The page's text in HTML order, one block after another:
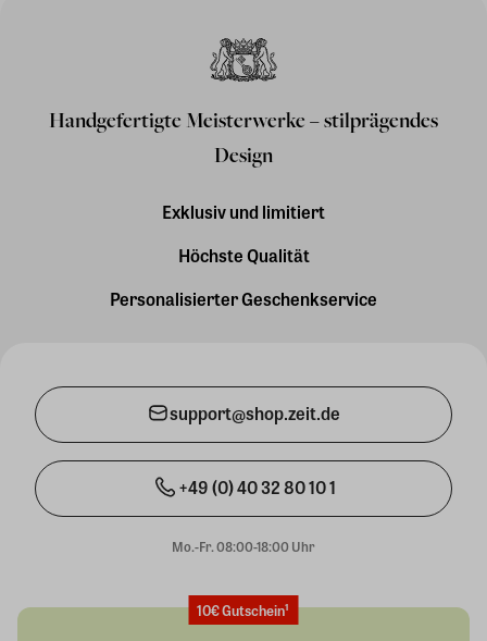
Handgefertigte Meisterwerke – stilprägendes
Design
Exklusiv und limitiert
Höchste Qualität
Personalisierter Geschenkservice
support@shop.zeit.de
+49 (0) 40 32 80 10 1
Mo.-Fr. 08:00-18:00 Uhr
10€ Gutschein¹